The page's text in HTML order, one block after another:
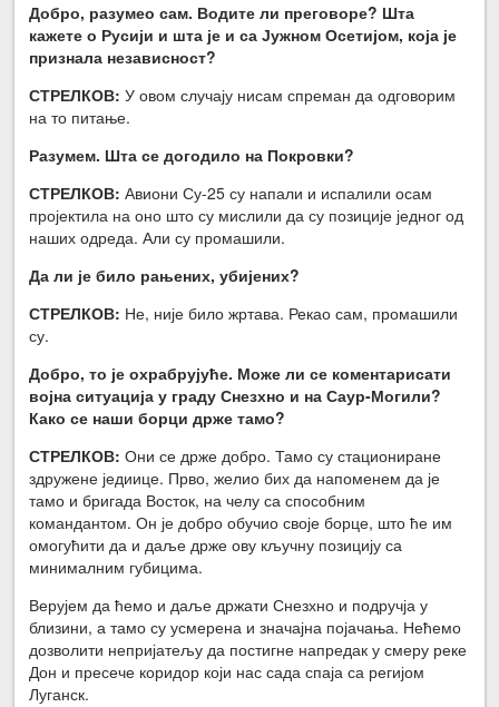
Добро, разумео сам. Водите ли преговоре? Шта
кажете о Русији и шта је и са Јужном Осетијом, која је
признала независност?
СТРЕЛКОВ:У овом случају нисам спреман да одговорим
на то питање.
Разумем. Шта се догодило на Покровки?
СТРЕЛКОВ:Авиони Су-25 су напали и испалили осам
пројектила на оно што су мислили да су позиције једног од
наших одреда. Али су промашили.
Да ли је било рањених, убијених?
СТРЕЛКОВ: Не, није било жртава. Рекао сам, промашили
су.
Добро, то је охрабрујуће. Може ли се коментарисати
војна ситуација у граду Снезхно и на Саур-Могили?
Како се наши борци држе тамо?
СТРЕЛКОВ:Они се држе добро. Тамо су стациониране
здружене једиице. Прво, желио бих да напоменем да је
тамо и бригада Восток, на челу са способним
командантом. Он је добро обучио своје борце, што ће им
омогућити да и даље држе ову кључну позицију са
минималним губицима.
Верујем да ћемо и даље држати Снезхно и подручја у
близини, а тамо су усмерена и значајна појачања. Нећемо
дозволити непријатељу да постигне напредак у смеру реке
Дон и пресече коридор који нас сада спаја са регијом
Луганск.